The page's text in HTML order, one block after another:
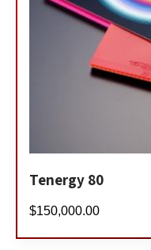
Tenergy 80
$150,000.00